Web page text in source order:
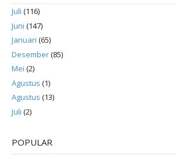
Juli (116)
Juni (147)
Januari (65)
Desember(85)
Mei (2)
Agustus (1)
Agustus (13)
Juli (2)
POPULAR